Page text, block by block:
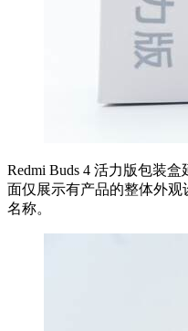
Redmi Buds 4 活力版包装
面仅展示有产品的整体外观
名称。